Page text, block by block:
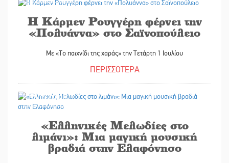
Η Κάρμεν Ρουγγέρη φέρνει την
«Πολυάννα» στο Σαϊνοπούλειο
Με «Το παιχνίδι της χαράς» την Τετάρτη 1 Ιουλίου
ΠΕΡΙΣΣΟΤΕΡΑ
30/06/2026
«Ελληνικές Μελωδίες στο
λιμάνι»: Μια μαγική μουσική
βραδιά στην Ελαφόνησο